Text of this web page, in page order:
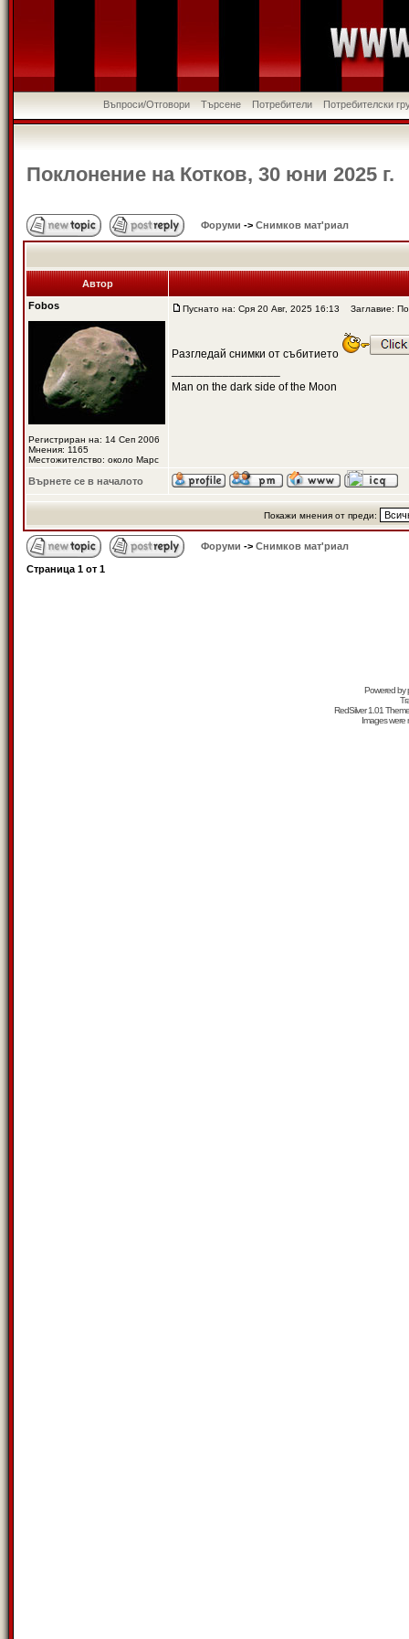
Въпроси/Отговори Търсене Потребители Потребителски
Поклонение на Котков, 30 юни 2025 г.
Форуми -> Снимков мат'риал
Автор
Fobos
Регистриран на: 14 Сеп 2006
Мнения: 1165
Местожителство: около Марс
Пуснато на: Сря 20 Авг, 2025 16:13 Заглавие:
Разгледай снимки от събитието
Man on the dark side of the Moon
Върнете се в началото
Покажи мнения от преди:
Форуми -> Снимков мат'риал
Страница 1 от 1
Powered by
RedSilver 1.01
Images were